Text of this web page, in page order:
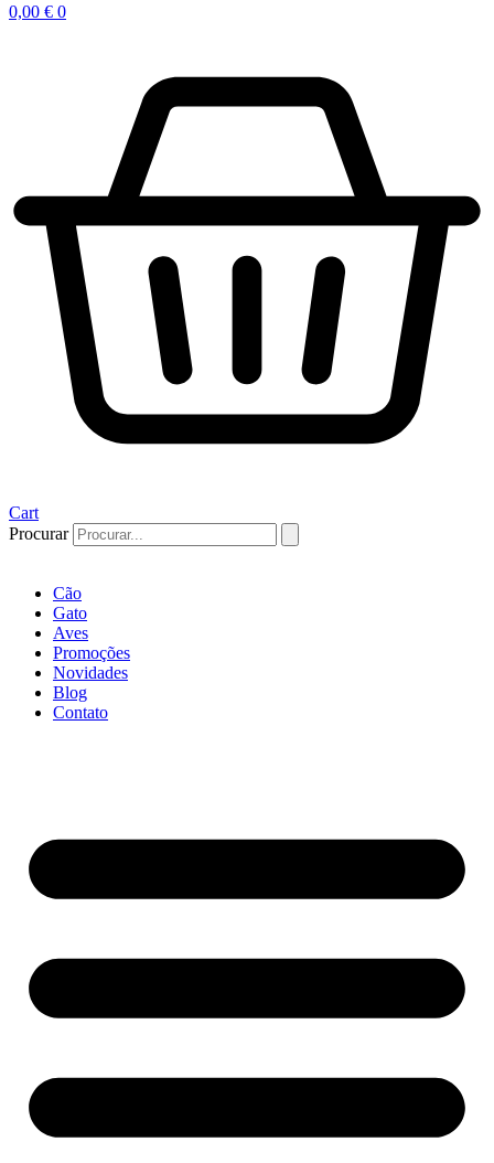
0,00 € 0
Cart
Procurar
Cão
Gato
Aves
Promoções
Novidades
Blog
Contato